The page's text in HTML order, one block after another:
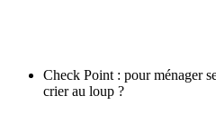
Check Point : pour ménager
crier au loup ?